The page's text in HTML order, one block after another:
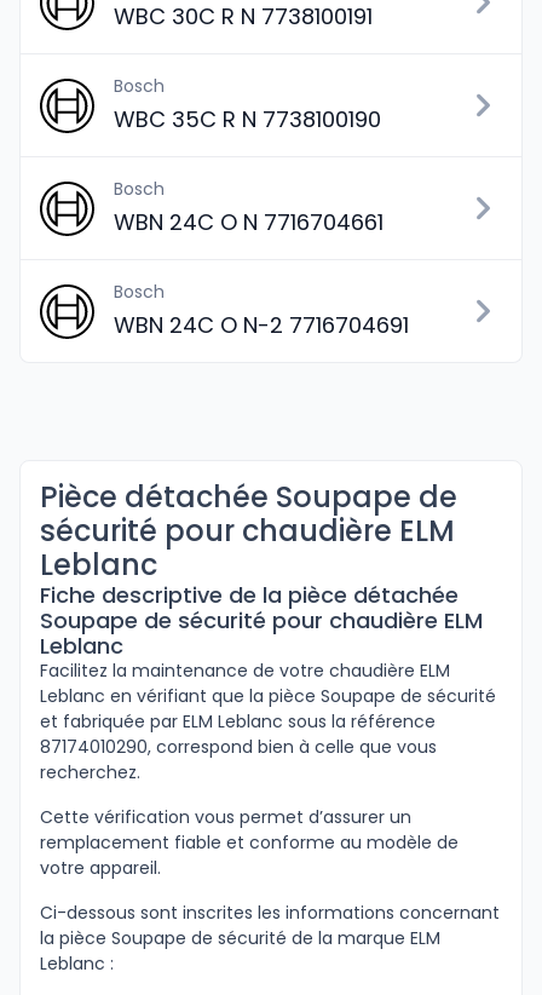
WBC 30C R N 7738100191
Bosch
WBC 35C R N 7738100190
Bosch
WBN 24C O N 7716704661
Bosch
WBN 24C O N-2 7716704691
Pièce détachée Soupape de
sécurité pour chaudière ELM
Leblanc
Fiche descriptive de la pièce détachée
Soupape de sécurité pour chaudière ELM
Leblanc
Facilitez la maintenance de votre chaudière ELM
Leblanc en vérifiant que la pièce Soupape de sécurité
et fabriquée par ELM Leblanc sous la référence
87174010290, correspond bien à celle que vous
recherchez.
Cette vérification vous permet d’assurer un
remplacement fiable et conforme au modèle de
votre appareil.
Ci-dessous sont inscrites les informations concernant
la pièce Soupape de sécurité de la marque ELM
Leblanc :